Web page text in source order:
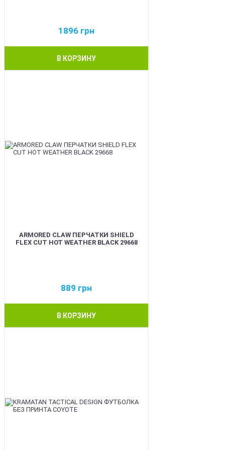
1896 грн
В КОРЗИНУ
ARMORED CLAW ПЕРЧАТКИ SHIELD
FLEX CUT HOT WEATHER BLACK 29668
889 грн
В КОРЗИНУ